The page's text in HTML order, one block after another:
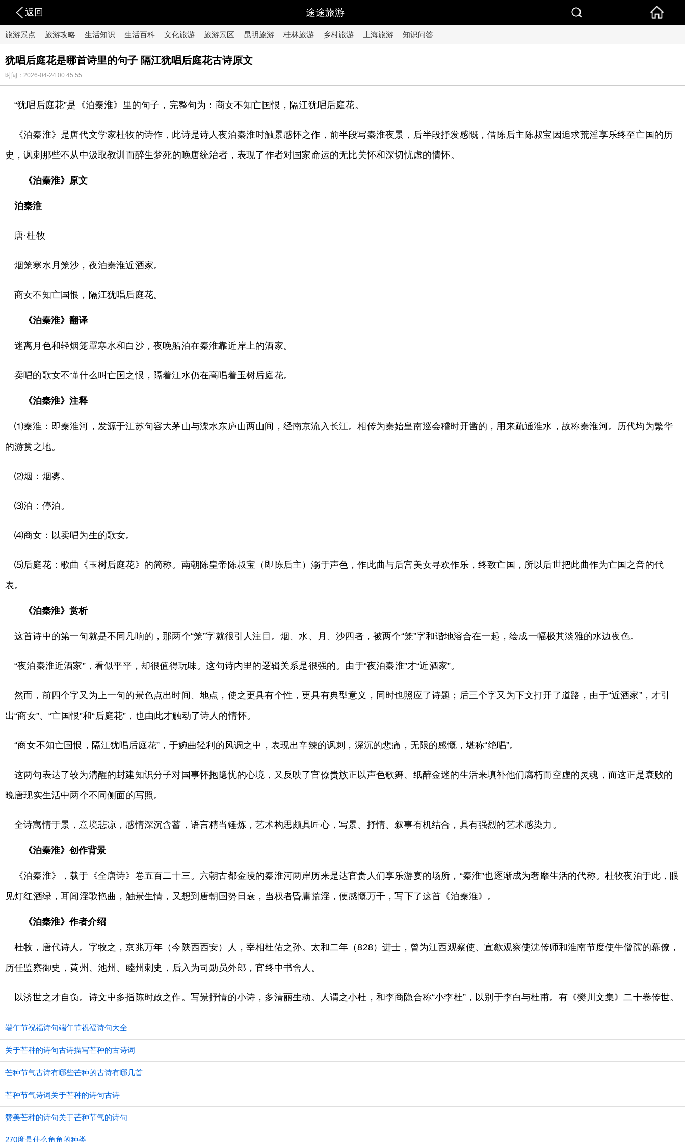
返回 途途旅游
旅游景点 旅游攻略 生活知识 生活百科 文化旅游 旅游景区 昆明旅游 桂林旅游 乡村旅游 上海旅游 知识问答
犹唱后庭花是哪首诗里的句子 隔江犹唱后庭花古诗原文
时间：2026-04-24 00:45:55
“犹唱后庭花”是《泊秦淮》里的句子，完整句为：商女不知亡国恨，隔江犹唱后庭花。
《泊秦淮》是唐代文学家杜牧的诗作，此诗是诗人夜泊秦淮时触景感怀之作，前半段写秦淮夜景，后半段抒发感慨，借陈后主陈叔宝因追求荒淫享乐终至亡国的历
史，讽刺那些不从中汲取教训而醉生梦死的晚唐统治者，表现了作者对国家命运的无比关怀和深切忧虑的情怀。
《泊秦淮》原文
泊秦淮
唐·杜牧
烟笼寒水月笼沙，夜泊秦淮近酒家。
商女不知亡国恨，隔江犹唱后庭花。
《泊秦淮》翻译
迷离月色和轻烟笼罩寒水和白沙，夜晚船泊在秦淮靠近岸上的酒家。
卖唱的歌女不懂什么叫亡国之恨，隔着江水仍在高唱着玉树后庭花。
《泊秦淮》注释
⑴秦淮：即秦淮河，发源于江苏句容大茅山与溧水东庐山两山间，经南京流入长江。相传为秦始皇南巡会稽时开凿的，用来疏通淮水，故称秦淮河。历代均为繁华
的游赏之地。
⑵烟：烟雾。
⑶泊：停泊。
⑷商女：以卖唱为生的歌女。
⑸后庭花：歌曲《玉树后庭花》的简称。南朝陈皇帝陈叔宝（即陈后主）溺于声色，作此曲与后宫美女寻欢作乐，终致亡国，所以后世把此曲作为亡国之音的代
表。
《泊秦淮》赏析
这首诗中的第一句就是不同凡响的，那两个“笼”字就很引人注目。烟、水、月、沙四者，被两个“笼”字和谐地溶合在一起，绘成一幅极其淡雅的水边夜色。
“夜泊秦淮近酒家”，看似平平，却很值得玩味。这句诗内里的逻辑关系是很强的。由于“夜泊秦淮”才“近酒家”。
然而，前四个字又为上一句的景色点出时间、地点，使之更具有个性，更具有典型意义，同时也照应了诗题；后三个字又为下文打开了道路，由于“近酒家”，才引
出“商女”、“亡国恨”和“后庭花”，也由此才触动了诗人的情怀。
“商女不知亡国恨，隔江犹唱后庭花”，于婉曲轻利的风调之中，表现出辛辣的讽刺，深沉的悲痛，无限的感慨，堪称“绝唱”。
这两句表达了较为清醒的封建知识分子对国事怀抱隐忧的心境，又反映了官僚贵族正以声色歌舞、纸醉金迷的生活来填补他们腐朽而空虚的灵魂，而这正是衰败的
晚唐现实生活中两个不同侧面的写照。
全诗寓情于景，意境悲凉，感情深沉含蓄，语言精当锤炼，艺术构思颇具匠心，写景、抒情、叙事有机结合，具有强烈的艺术感染力。
《泊秦淮》创作背景
《泊秦淮》，载于《全唐诗》卷五百二十三。六朝古都金陵的秦淮河两岸历来是达官贵人们享乐游宴的场所，“秦淮”也逐渐成为奢靡生活的代称。杜牧夜泊于此，眼
见灯红酒绿，耳闻淫歌艳曲，触景生情，又想到唐朝国势日衰，当权者昏庸荒淫，便感慨万千，写下了这首《泊秦淮》。
《泊秦淮》作者介绍
杜牧，唐代诗人。字牧之，京兆万年（今陕西西安）人，宰相杜佑之孙。太和二年（828）进士，曾为江西观察使、宣歙观察使沈传师和淮南节度使牛僧孺的幕僚，
历任监察御史，黄州、池州、睦州刺史，后入为司勋员外郎，官终中书舍人。
以济世之才自负。诗文中多指陈时政之作。写景抒情的小诗，多清丽生动。人谓之小杜，和李商隐合称“小李杜”，以别于李白与杜甫。有《樊川文集》二十卷传世。
端午节祝福诗句端午节祝福诗句大全
关于芒种的诗句古诗描写芒种的古诗词
芒种节气古诗有哪些芒种的古诗有哪几首
芒种节气诗词关于芒种的诗句古诗
赞美芒种的诗句关于芒种节气的诗句
270度是什么角角的种类